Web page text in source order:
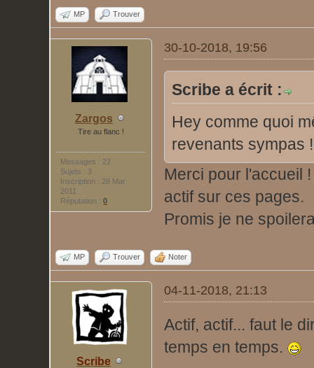
MP Trouver
Zargos
Tire au flanc !
Messages : 22
Sujets : 3
Inscription : 28 Mar
2011
Réputation :0
30-10-2018, 19:56
Scribe a écrit :
Hey comme quoi
revenants sympas !
Merci pour l'accueil
actif sur ces pages.
Promis je ne
MP Trouver Noter
Scribe
04-11-2018, 21:13
Actif, actif... faut le
temps en temps.